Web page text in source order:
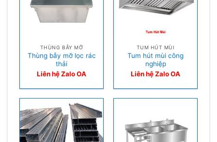
THÙNG BẪY MỠ
Thùng bẫy mỡ lọc rác
thải
Liên hệ Zalo OA
TUM HÚT MÙI
Tum hút mùi công
nghiệp
Liên hệ Zalo OA